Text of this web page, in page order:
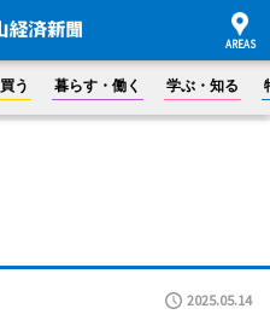
買う 暮らす・働く 学ぶ・知る
2025.05.14